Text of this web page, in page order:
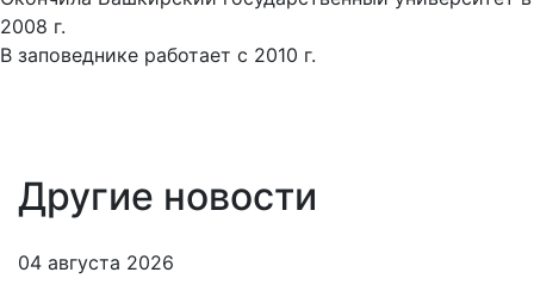
2008 г.
В заповеднике работает с 2010 г.
Другие новости
04 августа 2026